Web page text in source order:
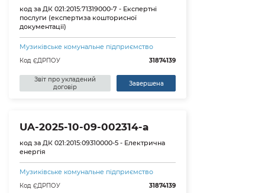
код за ДК 021:2015:71319000-7 - Експертні
послуги (експертиза кошторисної
документації)
Музиківське комунальне підприємство
Код ЄДРПОУ 31874139
Звіт про укладений
договір
Завершена
UA-2025-10-09-002314-a
код за ДК 021:2015:09310000-5 - Електрична
енергія
Музиківське комунальне підприємство
Код ЄДРПОУ 31874139